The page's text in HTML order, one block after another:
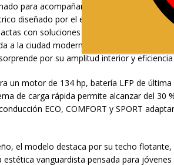
para acompañar a la Reina de Ambato
diseñado por el estudio de GAC en
con soluciones de espacio inteligente,
a la ciudad moderna. Con una longitud
por su amplitud interior y
un motor de 134 hp, batería LFP de
de carga rápida permite alcanzar del 30
ECO, COMFORT y SPORT
el modelo destaca por su techo
vanguardista pensada para jóvenes